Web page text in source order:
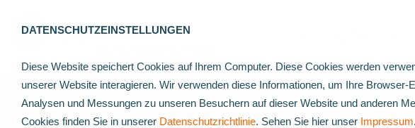
DATENSCHUTZEINSTELLUNGEN
Diese Website speichert Cookies auf Ihrem Computer. Diese Cookies werden
unserer Website interagieren. Wir verwenden diese Informationen, um Ihre
Analysen und Messungen zu unseren Besuchern auf dieser Website und anderen
Cookies finden Sie in unserer Datenschutzrichtlinie. Sehen Sie hier unser Impressum.